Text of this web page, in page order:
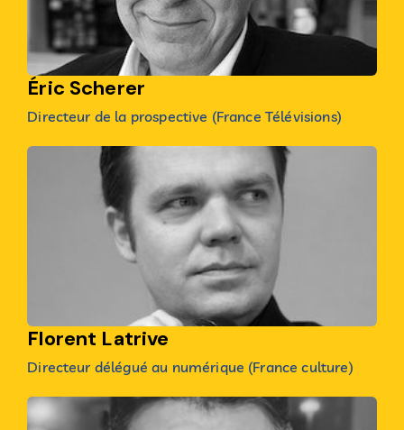
Éric Scherer
Directeur de la prospective (France Télévisions)
Florent Latrive
Directeur délégué au numérique (France culture)